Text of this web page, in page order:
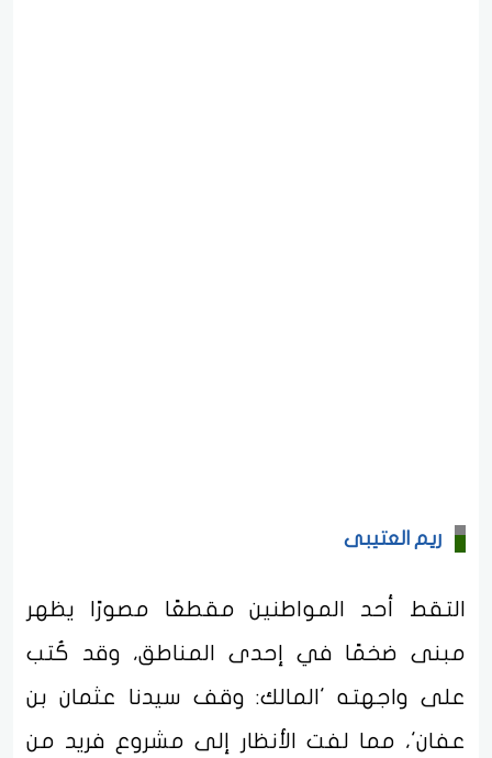
ريم العتيبى
التقط أحد المواطنين مقطعًا مصورًا يظهر
مبنى ضخمًا في إحدى المناطق، وقد كُتب
على واجهته 'المالك: وقف سيدنا عثمان بن
عفان'، مما لفت الأنظار إلى مشروع فريد من